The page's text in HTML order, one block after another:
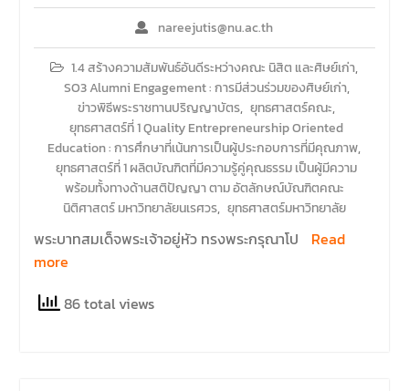
nareejutis@nu.ac.th
1.4 สร้างความสัมพันธ์อันดีระหว่างคณะ นิสิต และศิษย์เก่า,
SO3 Alumni Engagement : การมีส่วนร่วมของศิษย์เก่า,
ข่าวพิธีพระราชทานปริญญาบัตร, ยุทธศาสตร์คณะ,
ยุทธศาสตร์ที่ 1 Quality Entrepreneurship Oriented
Education : การศึกษาที่เน้นการเป็นผู้ประกอบการที่มีคุณภาพ,
ยุทธศาสตร์ที่ 1 ผลิตบัณฑิตที่มีความรู้คู่คุณธรรม เป็นผู้มีความ
พร้อมทั้งทางด้านสติปัญญา ตาม อัตลักษณ์บัณฑิตคณะ
นิติศาสตร์ มหาวิทยาลัยนเรศวร, ยุทธศาสตร์มหาวิทยาลัย
พระบาทสมเด็จพระเจ้าอยู่หัว ทรงพระกรุณาโป
Read
more
86 total views